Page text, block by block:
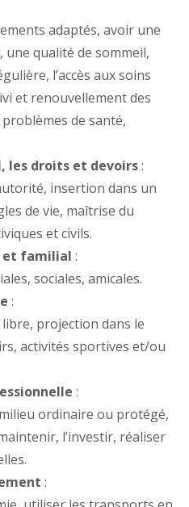
adaptés, avoir une
qualité de sommeil,
l’accès aux soins
et renouvellement des
de santé,
les droits et devoirs:
insertion dans un
de vie, maîtrise du
et civils.
et familial :
sociales, amicales.
:
projection dans le
activités sportives et/ou
:
ordinaire ou protégé,
l’investir, réaliser
: